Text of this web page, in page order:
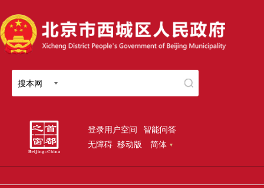
搜本网
登录用户空间 智能问答
无障碍 移动版 简体